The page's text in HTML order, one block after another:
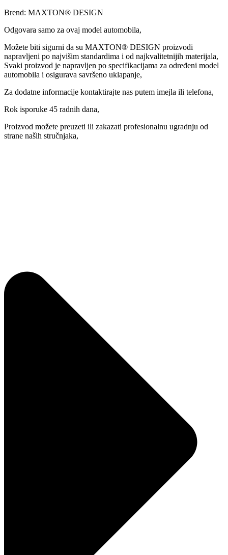
Brend: MAXTON® DESIGN
Odgovara samo za ovaj model automobila,
Možete biti sigurni da su MAXTON® DESIGN proizvodi
napravljeni po najvišim standardima i od najkvalitetnijih materijala,
Svaki proizvod je napravljen po specifikacijama za određeni model
automobila i osigurava savršeno uklapanje,
Za dodatne informacije kontaktirajte nas putem imejla ili telefona,
Rok isporuke 45 radnih dana,
Proizvod možete preuzeti ili zakazati profesionalnu ugradnju od
strane naših stručnjaka,